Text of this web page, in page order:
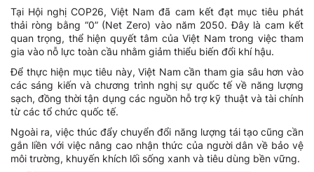
Tại Hội nghị COP26, Việt Nam đã cam kết đạt mục tiêu phát
thải ròng bằng “0” (Net Zero) vào năm 2050. Đây là cam kết
quan trọng, thể hiện quyết tâm của Việt Nam trong việc tham
gia vào nỗ lực toàn cầu nhằm giảm thiểu biến đổi khí hậu.
Để thực hiện mục tiêu này, Việt Nam cần tham gia sâu hơn vào
các sáng kiến và chương trình nghị sự quốc tế về năng lượng
sạch, đồng thời tận dụng các nguồn hỗ trợ kỹ thuật và tài chính
từ các tổ chức quốc tế.
Ngoài ra, việc thúc đẩy chuyển đổi năng lượng tái tạo cũng cần
gắn liền với việc nâng cao nhận thức của người dân về bảo vệ
môi trường, khuyến khích lối sống xanh và tiêu dùng bền vững.